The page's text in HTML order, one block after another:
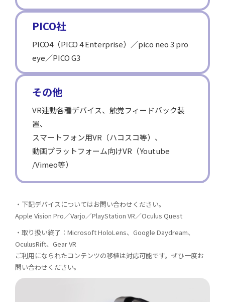
PICO社
PICO4（PICO 4 Enterprise）／pico neo 3 pro
eye／PICO G3
その他
VR連動各種デバイス、触覚フィードバック装
置、
スマートフォン用VR（ハコスコ等）、
動画プラットフォーム向けVR（Youtube
/Vimeo等）
・下記デバイスについてはお問い合わせください。
Apple Vision Pro／Varjo／PlayStation VR／Oculus Quest
・取り扱い終了：Microsoft HoloLens、Google Daydream、
OculusRift、Gear VR
ご利用になられたコンテンツの移植は対応可能です。ぜひ一度お
問い合わせください。